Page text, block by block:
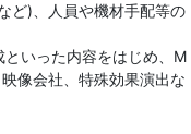
ど)、人員や機材手配等の
いった内容をはじめ、M
像会社、特殊効果演出な